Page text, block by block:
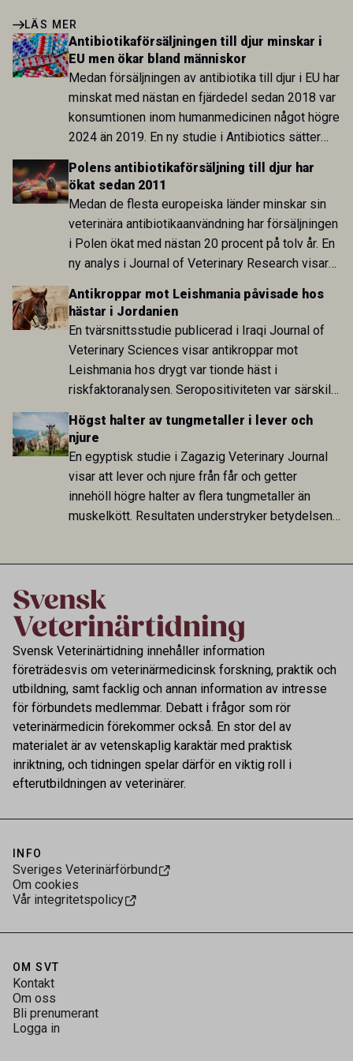
LÄS MER
Antibiotikaförsäljningen till djur minskar i
EU men ökar bland människor
Medan försäljningen av antibiotika till djur i EU har
minskat med nästan en fjärdedel sedan 2018 var
konsumtionen inom humanmedicinen något högre
2024 än 2019. En ny studie i Antibiotics sätter
utvecklingen inom de båda sektorerna sida vid
sida och pekar på en obalans i EU:s One Health-
arbete.
Polens antibiotikaförsäljning till djur har
ökat sedan 2011
Medan de flesta europeiska länder minskar sin
veterinära antibiotikaanvändning har försäljningen
i Polen ökat med nästan 20 procent på tolv år. En
ny analys i Journal of Veterinary Research visar
att skillnaden mot lågförbrukarländer som
Sverige är fortsatt stor.
Antikroppar mot Leishmania påvisade hos
hästar i Jordanien
En tvärsnittsstudie publicerad i Iraqi Journal of
Veterinary Sciences visar antikroppar mot
Leishmania hos drygt var tionde häst i
riskfaktoranalysen. Seropositiviteten var särskilt
hög i Zarqa och statistiskt kopplad till bland
annat stallhållning. Resultaten visar att hästarna
har exponerats för parasiten – men inte att de
fungerar som reservoarer eller bidrar till
smittspridning.
Högst halter av tungmetaller i lever och
njure
En egyptisk studie i Zagazig Veterinary Journal
visar att lever och njure från får och getter
innehöll högre halter av flera tungmetaller än
muskelkött. Resultaten understryker betydelsen
Svensk Veterinärtidning innehåller information
företrädesvis om veterinärmedicinsk forskning, praktik och
utbildning, samt facklig och annan information av intresse
för förbundets medlemmar. Debatt i frågor som rör
veterinärmedicin förekommer också. En stor del av
materialet är av vetenskaplig karaktär med praktisk
inriktning, och tidningen spelar därför en viktig roll i
efterutbildningen av veterinärer.
INFO
Sveriges Veterinärförbund
Om cookies
Vår integritetspolicy
OM SVT
Kontakt
Om oss
Bli prenumerant
Logga in